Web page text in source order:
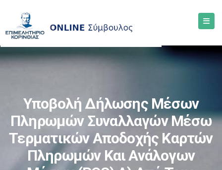
Υποβολή Δήλωσης Μέσων
Πληρωμών Συναλλαγών Μέσω
Τερματικών Αποδοχής Καρτών
Πληρωμών Και Ανάλογων